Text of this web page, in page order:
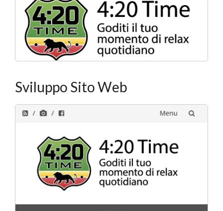
Sviluppo Sito Web